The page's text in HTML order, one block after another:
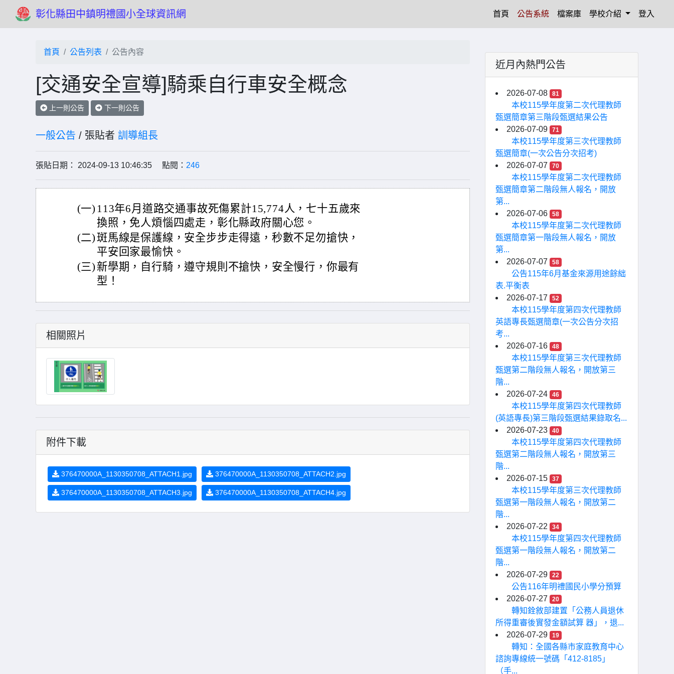
彰化縣田中鎮明禮國小全球資訊網 首頁 (current)
公告系統 檔案庫 學校介紹 登入
首頁 公告列表 公告內容
[交通安全宣導]騎乘自行車安全概念
上一則公告 下一則公告
一般公告 / 張貼者 訓導組長
張貼日期： 2024-09-13 10:46:35 點閱： 246
(一) 113年6月道路交通事故死傷累計15,774人，七十五歲來
換照，免人煩惱四處走，彰化縣政府關心您。
(二)斑馬線是保護線，安全步步走得遠，秒數不足勿搶快，
平安回家最愉快。
(三) 新學期，自行騎，遵守規則不搶快，安全慢行，你最有
型！
相關照片
附件下載
376470000A_1130350708_ATTACH1.jpg 376470000A_1130350708_ATTACH2.jpg
376470000A_1130350708_ATTACH3.jpg 376470000A_1130350708_ATTACH4.jpg
近月內熱門公告
2026-07-08 81
本校115學年度第二次代理教師
甄選簡章第三階段甄選結果公告
2026-07-09
71
本校115學年度第三次代理教師
甄選簡章(一次公告分次招考)
2026-07-07
70
本校115學年度第二次代理教師
甄選簡章第二階段無人報名，開放
第...
2026-07-06
58
本校115學年度第二次代理教師
甄選簡章第一階段無人報名，開放
第...
2026-07-07
58
公告115年6月基金來源用途餘絀
表.平衡表
2026-07-17
52
本校115學年度第四次代理教師
英語專長甄選簡章(一次公告分次招
考...
2026-07-16
48
本校115學年度第三次代理教師
甄選第二階段無人報名，開放第三
階...
2026-07-24
46
本校115學年度第四次代理教師
(英語專長)第三階段甄選結果錄取名...
2026-07-23
40
本校115學年度第四次代理教師
甄選第二階段無人報名，開放第三
階...
2026-07-15
37
本校115學年度第三次代理教師
甄選第一階段無人報名，開放第二
階...
2026-07-22
34
本校115學年度第四次代理教師
甄選第一階段無人報名，開放第二
階...
2026-07-29
22
公告116年明禮國民小學分預算
2026-07-27
20
轉知銓敘部建置「公務人員退休
所得重審後實發金額試算 器」，退...
2026-07-29
19
轉知：全國各縣市家庭教育中心
諮詢專線統一號碼「412-8185」
（手...